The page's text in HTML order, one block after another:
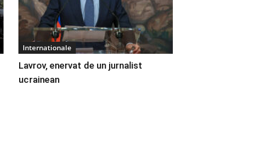
Internationale
Lavrov, enervat de un jurnalist
ucrainean